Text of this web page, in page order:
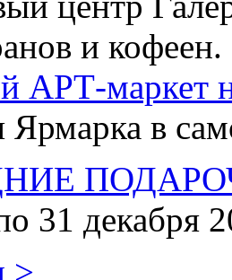
и кофеен.
АРТ-маркет
в
31 декабря
>